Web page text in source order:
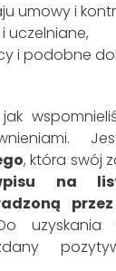
umowy i
uczelniane,
i podobne
jak
, która swój
na
uzyskania